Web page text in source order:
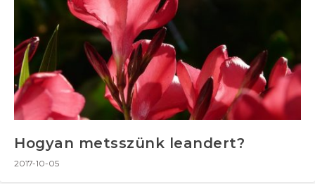
Hogyan metsszünk leandert?
2017-10-05